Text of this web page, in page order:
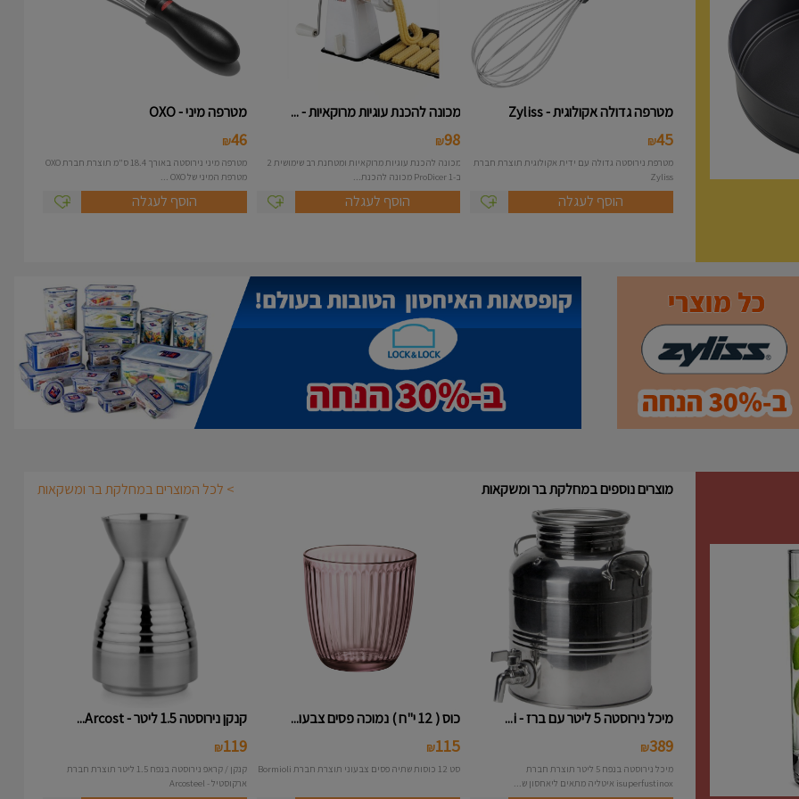
מטרפה גדולה אקולוגית - Zyliss
45
₪
מטרפת נירוסטה גדולה עם ידית אקולוגית תוצרת חברת
Zyliss
הוסף לעגלה
מכונה להכנת עוגיות מרוקאיות - ...
98
₪
מכונה להכנת עוגיות מרוקאיות ומטחנת רב שימושית 2
ב-1 ProDicer מכונה להכנת...
הוסף לעגלה
מטרפה מיני - OXO
46
₪
מטרפה מיני נירוסטה באורך 18.4 ס"מ תוצרת חברת OXO
מטרפת המיני של OXO ...
הוסף לעגלה
מוצרים נוספים במחלקת בר ומשקאות > לכל המוצרים במחלקת בר ומשקאות
מיכל נירוסטה 5 ליטר עם ברז - i...
389
₪
מיכל נירוסטה בנפח 5 ליטר תוצרת חברת
isuperfustinox איטליה מתאים ליאחסון ש...
כוס ( 12 י"ח ) נמוכה פסים צבעו...
115
₪
סט 12 כוסות שתיה פסים צבעוני תוצרת חברת Bormioli
קנקן נירוסטה 1.5 ליטר - Arcost...
119
₪
קנקן / קראפ נירוסטה בנפח 1.5 ליטר תוצרת חברת
ארקוסטיל - Arcosteel